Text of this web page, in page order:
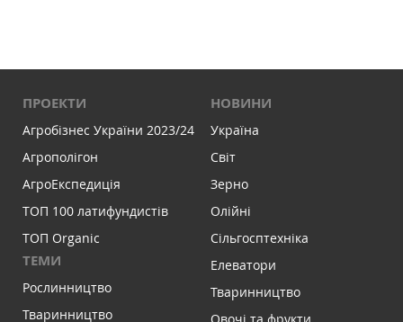
ПРОЕКТИ
Агробізнес України 2023/24
Агрополігон
АгроЕкспедиція
ТОП 100 латифундистів
ТОП Organic
ТЕМИ
Рослинництво
Тваринництво
НОВИНИ
Україна
Світ
Зерно
Олійні
Сільгосптехніка
Елеватори
Тваринництво